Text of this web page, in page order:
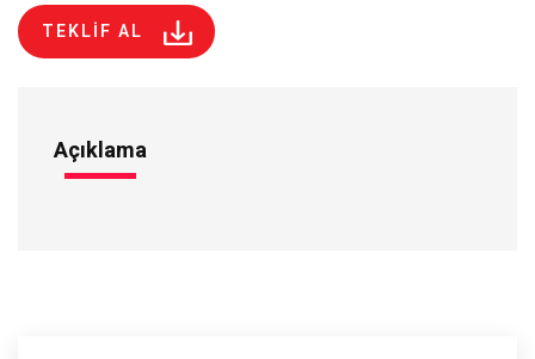
TEKLİF AL
Açıklama